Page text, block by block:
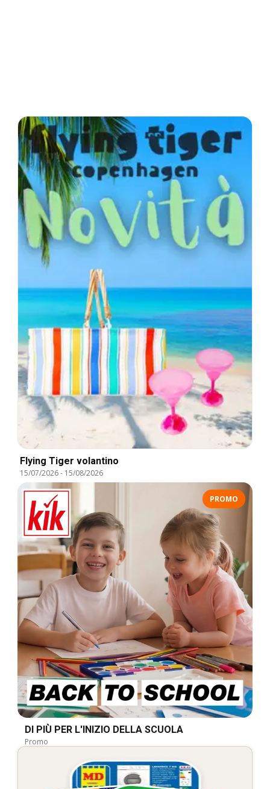
Flying Tiger volantino
15/07/2026- 15/08/2026
PROMO
DI PIÙ PER L'INIZIO DELLA SCUOLA
Promo